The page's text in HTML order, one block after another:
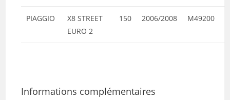
PIAGGIO
X8 STREET
EURO 2
150 2006/2008 M49200
Informations complémentaires